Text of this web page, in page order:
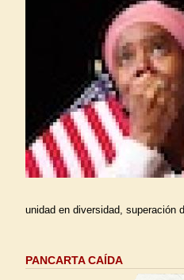
unidad en diversidad, superación
PANCARTA CAÍDA